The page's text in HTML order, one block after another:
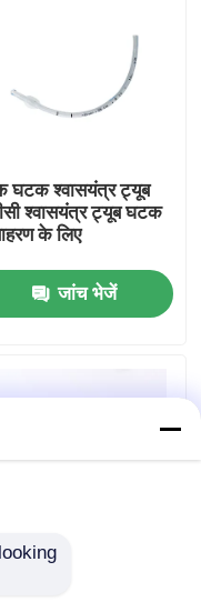
घटक श्वासयंत्र ट्यूब
श्वासयंत्र ट्यूब घटक
के लिए
जांच भेजें